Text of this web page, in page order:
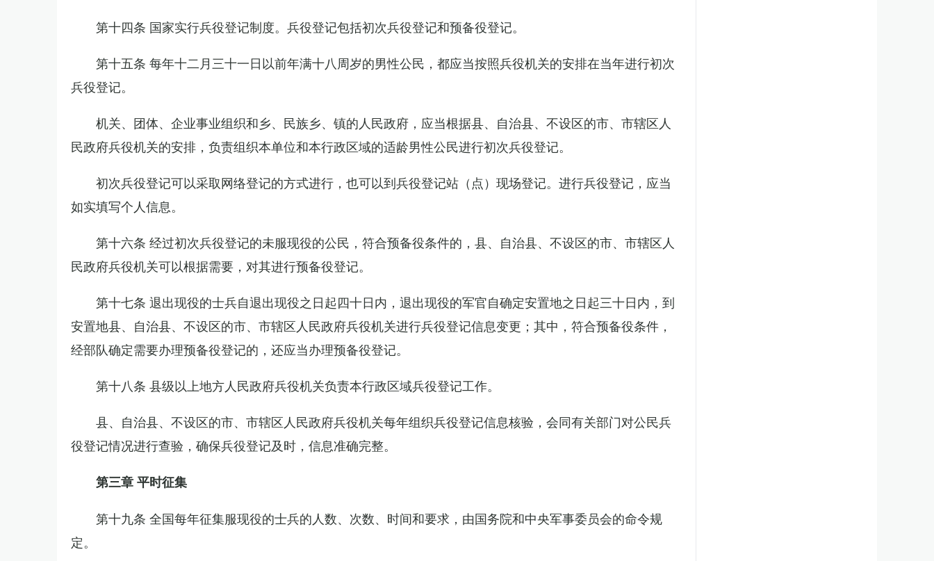
第十四条 国家实行兵役登记制度。兵役登记包括初次兵役登记和预备役登记。
第十五条 每年十二月三十一日以前年满十八周岁的男性公民，都应当按照兵役机关的安排在当年进行初次
兵役登记。
机关、团体、企业事业组织和乡、民族乡、镇的人民政府，应当根据县、自治县、不设区的市、市辖区人
民政府兵役机关的安排，负责组织本单位和本行政区域的适龄男性公民进行初次兵役登记。
初次兵役登记可以采取网络登记的方式进行，也可以到兵役登记站（点）现场登记。进行兵役登记，应当
如实填写个人信息。
第十六条 经过初次兵役登记的未服现役的公民，符合预备役条件的，县、自治县、不设区的市、市辖区人
民政府兵役机关可以根据需要，对其进行预备役登记。
第十七条 退出现役的士兵自退出现役之日起四十日内，退出现役的军官自确定安置地之日起三十日内，到
安置地县、自治县、不设区的市、市辖区人民政府兵役机关进行兵役登记信息变更；其中，符合预备役条件，
经部队确定需要办理预备役登记的，还应当办理预备役登记。
第十八条 县级以上地方人民政府兵役机关负责本行政区域兵役登记工作。
县、自治县、不设区的市、市辖区人民政府兵役机关每年组织兵役登记信息核验，会同有关部门对公民兵
役登记情况进行查验，确保兵役登记及时，信息准确完整。
第三章 平时征集
第十九条 全国每年征集服现役的士兵的人数、次数、时间和要求，由国务院和中央军事委员会的命令规
定。